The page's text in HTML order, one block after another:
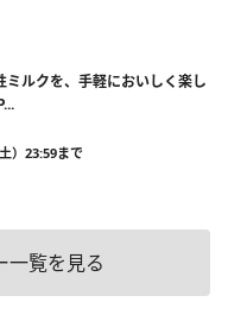
ミルクを、手軽においしく楽し
）23:59まで
一覧を見る